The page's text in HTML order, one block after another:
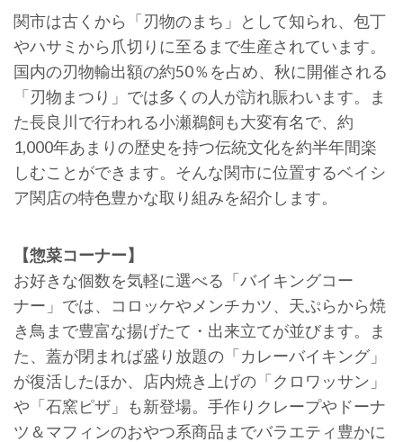
関市は古くから「刃物のまち」として知られ、包丁
やハサミから爪切りに至るまで生産されています。
国内の刃物輸出額の約50％を占め、秋に開催される
「刃物まつり」では多くの人が訪れ賑わいます。ま
た長良川で行われる小瀬鵜飼も大変有名で、約
1,000年あまりの歴史を持つ伝統文化を約半年間楽
しむことができます。そんな関市に位置するベイシ
ア関店の特色豊かな取り組みを紹介します。
【惣菜コーナー】
お好きな個数を気軽に選べる「バイキングコー
ナー」では、コロッケやメンチカツ、天ぷらから焼
き鳥まで豊富な揚げたて・出来立てが並びます。ま
た、蓋が閉まれば盛り放題の「カレーバイキング」
が復活したほか、店内焼き上げの「クロワッサン」
や「石窯ピザ」も新登場。手作りクレープやドーナ
ツ＆マフィンのおやつ系商品までバラエティ豊かに